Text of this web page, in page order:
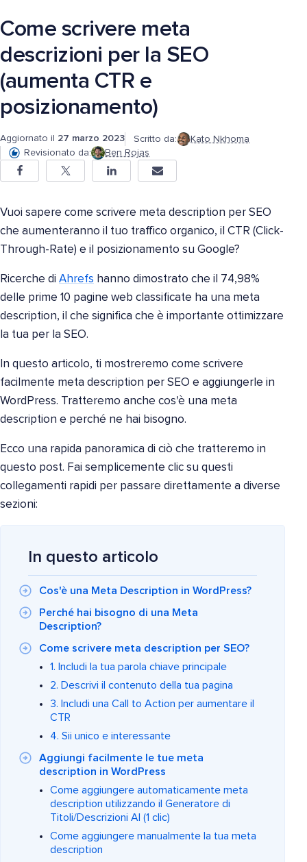
Come scrivere meta
descrizioni per la SEO
(aumenta CTR e
posizionamento)
Aggiornato il 27 marzo 2023 Scritto da:
Kato Nkhoma
Revisionato da:
Ben Rojas
Vuoi sapere come scrivere meta description per SEO
che aumenteranno il tuo traffico organico, il CTR (Click-
Through-Rate) e il posizionamento su Google?
Ricerche di Ahrefs hanno dimostrato che il 74,98%
delle prime 10 pagine web classificate ha una meta
description, il che significa che è importante ottimizzare
la tua per la SEO.
In questo articolo, ti mostreremo come scrivere
facilmente meta description per SEO e aggiungerle in
WordPress. Tratteremo anche cos'è una meta
description e perché ne hai bisogno.
Ecco una rapida panoramica di ciò che tratteremo in
questo post. Fai semplicemente clic su questi
collegamenti rapidi per passare direttamente a diverse
sezioni:
In questo articolo
Cos'è una Meta Description in WordPress?
Perché hai bisogno di una Meta
Description?
Come scrivere meta description per SEO?
1. Includi la tua parola chiave principale
2. Descrivi il contenuto della tua pagina
3. Includi una Call to Action per aumentare il
CTR
4. Sii unico e interessante
Aggiungi facilmente le tue meta
description in WordPress
Come aggiungere automaticamente meta
description utilizzando il Generatore di
Titoli/Descrizioni AI (1 clic)
Come aggiungere manualmente la tua meta
description